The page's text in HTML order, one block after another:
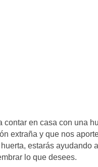
en casa con una
extraña y que nos
estarás ayudando
lo que desees.